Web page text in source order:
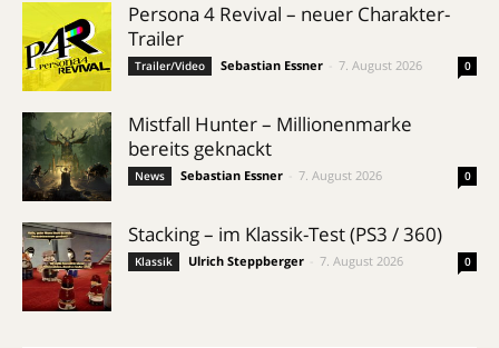
Persona 4 Revival – neuer Charakter-
Trailer
Trailer/Video Sebastian Essner 7. August 2026 0
Mistfall Hunter – Millionenmarke
bereits geknackt
News Sebastian Essner 7. August 2026 0
Stacking – im Klassik-Test (PS3 / 360)
Klassik Ulrich Steppberger 7. August 2026 0